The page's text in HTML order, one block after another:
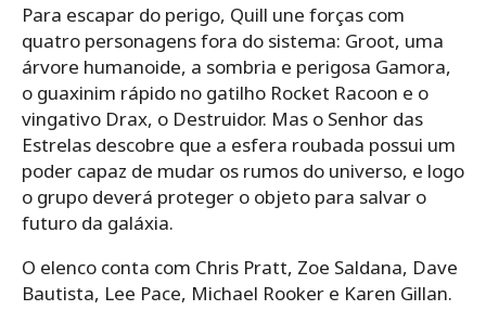
Para escapar do perigo, Quill une forças com
quatro personagens fora do sistema: Groot, uma
árvore humanoide, a sombria e perigosa Gamora,
o guaxinim rápido no gatilho Rocket Racoon e o
vingativo Drax, o Destruidor. Mas o Senhor das
Estrelas descobre que a esfera roubada possui um
poder capaz de mudar os rumos do universo, e logo
o grupo deverá proteger o objeto para salvar o
futuro da galáxia.
O elenco conta com Chris Pratt, Zoe Saldana, Dave
Bautista, Lee Pace, Michael Rooker e Karen Gillan.